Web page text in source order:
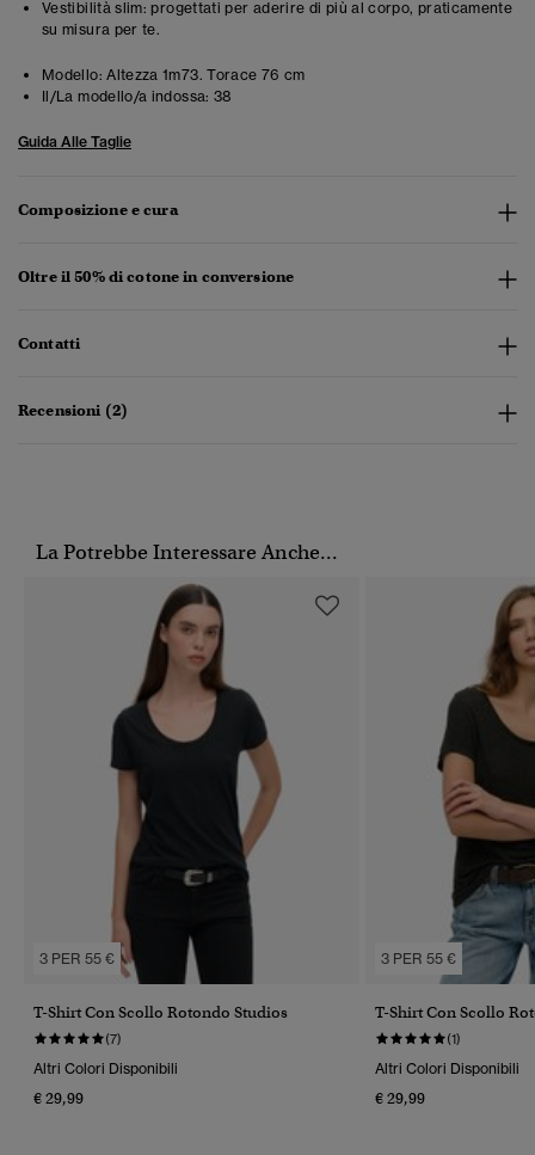
Vestibilità slim: progettati per aderire di più al corpo, praticamente
su misura per te.
Modello: Altezza 1m73. Torace 76 cm
Il/La modello/a indossa: 38
Guida Alle Taglie
Composizione e cura
Oltre il 50% di cotone in conversione
Contatti
Recensioni (2)
La Potrebbe Interessare Anche...
3 PER 55 €
T-Shirt Con Scollo Rotondo Studios
(7)
Altri Colori Disponibili
€ 29,99
3 PER 55 €
T-Shirt Con Scollo
(1)
Altri Colori Disponibili
€ 29,99